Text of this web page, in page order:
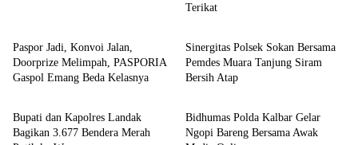
Terikat
Paspor Jadi, Konvoi Jalan,
Doorprize Melimpah, PASPORIA
Gaspol Emang Beda Kelasnya
Hukum dan TNI/Polri
Sinergitas Polsek Sokan Bersama
Pemdes Muara Tanjung Siram
Bersih Atap
Hukum dan TNI/Polri
Bupati dan Kapolres Landak
Bagikan 3.677 Bendera Merah
Hukum dan TNI/Polri
Bidhumas Polda Kalbar Gelar
Ngopi Bareng Bersama Awak